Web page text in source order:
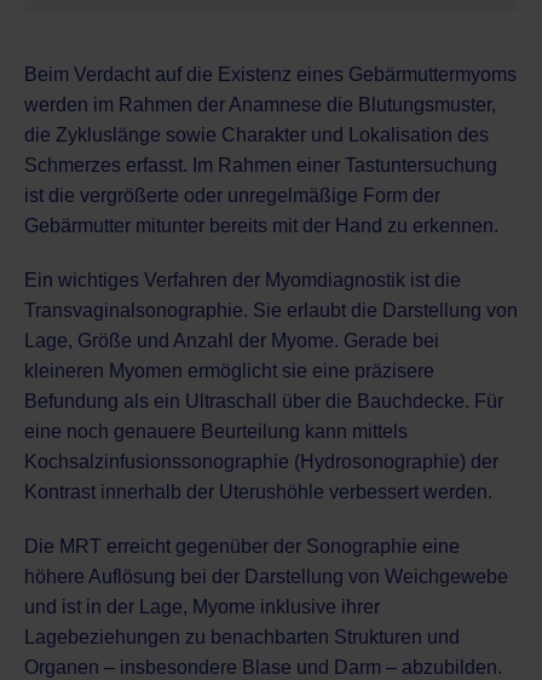
Beim Verdacht auf die Existenz eines Gebärmuttermyoms
werden im Rahmen der Anamnese die Blutungsmuster,
die Zykluslänge sowie Charakter und Lokalisation des
Schmerzes erfasst. Im Rahmen einer Tastuntersuchung
ist die vergrößerte oder unregelmäßige Form der
Gebärmutter mitunter bereits mit der Hand zu erkennen.
Ein wichtiges Verfahren der Myomdiagnostik ist die
Transvaginalsonographie. Sie erlaubt die Darstellung von
Lage, Größe und Anzahl der Myome. Gerade bei
kleineren Myomen ermöglicht sie eine präzisere
Befundung als ein Ultraschall über die Bauchdecke. Für
eine noch genauere Beurteilung kann mittels
Kochsalzinfusionssonographie (Hydrosonographie) der
Kontrast innerhalb der Uterushöhle verbessert werden.
Die MRT erreicht gegenüber der Sonographie eine
höhere Auflösung bei der Darstellung von Weichgewebe
und ist in der Lage, Myome inklusive ihrer
Lagebeziehungen zu benachbarten Strukturen und
Organen – insbesondere Blase und Darm – abzubilden.